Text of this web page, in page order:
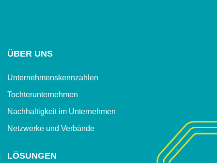
ÜBER UNS
Unternehmenskennzahlen
Tochterunternehmen
Nachhaltigkeit im Unternehmen
Netzwerke und Verbände
LÖSUNGEN